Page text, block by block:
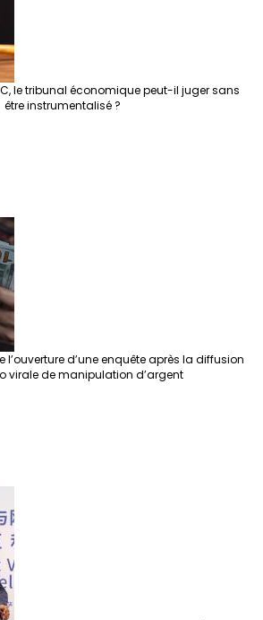
le tribunal économique peut-il juger sans
être instrumentalisé ?
l’ouverture d’une enquête après la diffusion
virale de manipulation d’argent